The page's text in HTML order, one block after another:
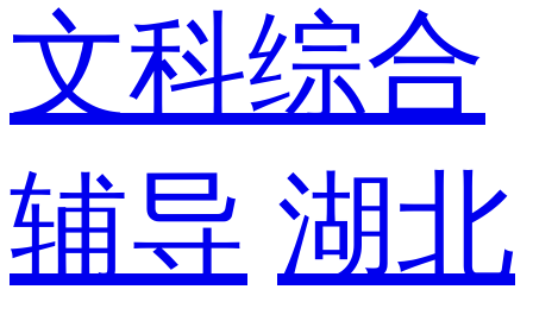
文科综合
辅导 湖北